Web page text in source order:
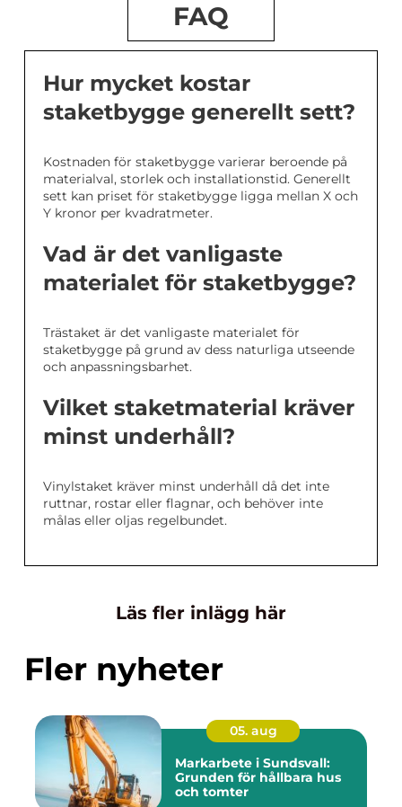
FAQ
Hur mycket kostar
staketbygge generellt sett?
Kostnaden för staketbygge varierar beroende på
materialval, storlek och installationstid. Generellt
sett kan priset för staketbygge ligga mellan X och
Y kronor per kvadratmeter.
Vad är det vanligaste
materialet för staketbygge?
Trästaket är det vanligaste materialet för
staketbygge på grund av dess naturliga utseende
och anpassningsbarhet.
Vilket staketmaterial kräver
minst underhåll?
Vinylstaket kräver minst underhåll då det inte
ruttnar, rostar eller flagnar, och behöver inte
målas eller oljas regelbundet.
Läs fler inlägg här
Fler nyheter
05. aug
Markarbete i Sundsvall:
Grunden för hållbara hus
och tomter